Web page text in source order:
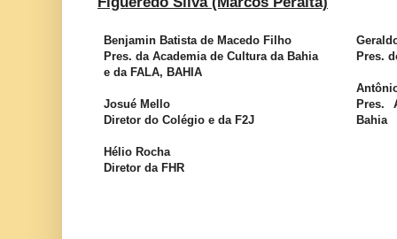
Benjamin Batista de Macedo Filho
Pres. da Academia de Cultura da Bahia
e da FALA, BAHIA
Josué Mello
Diretor do Colégio e da F2J
Hélio Rocha
Diretor da FHR
Pres.
Pres.
Bahia